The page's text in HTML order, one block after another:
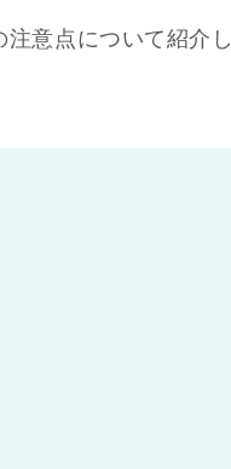
注意点について紹介